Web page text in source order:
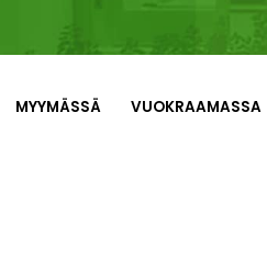
MYYMÄSSÄ VUOKRAAMASSA